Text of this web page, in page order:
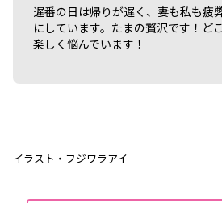
遅番の日は帰りが遅く、妻も私も疲
にしています。たまの贅沢です！ど
楽しく悩んでいます！
イラスト・フジワラアイ